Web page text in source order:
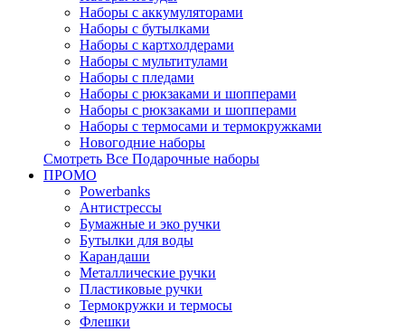
Наборы с аккумуляторами
Наборы с бутылками
Наборы с картхолдерами
Наборы с мультитулами
Наборы с пледами
Наборы с рюкзаками и шопперами
Наборы с рюкзаками и шопперами
Наборы с термосами и термокружками
Новогодние наборы
Смотреть Все Подарочные наборы
ПРОМО
Powerbanks
Антистрессы
Бумажные и эко ручки
Бутылки для воды
Карандаши
Металлические ручки
Пластиковые ручки
Термокружки и термосы
Флешки